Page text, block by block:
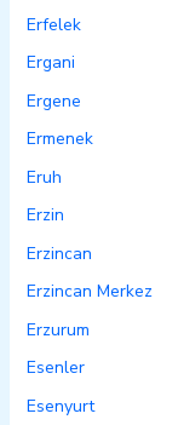
Erfelek
Ergani
Ergene
Ermenek
Eruh
Erzin
Erzincan
Erzincan Merkez
Erzurum
Esenler
Esenyurt